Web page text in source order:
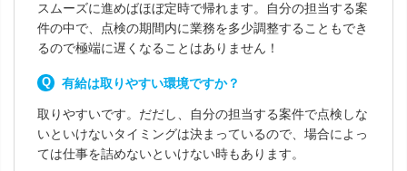
スムーズに進めばほぼ定時で帰れます。自分の担当する案
件の中で、点検の期間内に業務を多少調整することもでき
るので極端に遅くなることはありません！
有給は取りやすい環境ですか？
取りやすいです。だだし、自分の担当する案件で点検しな
いといけないタイミングは決まっているので、場合によっ
ては仕事を詰めないといけない時もあります。